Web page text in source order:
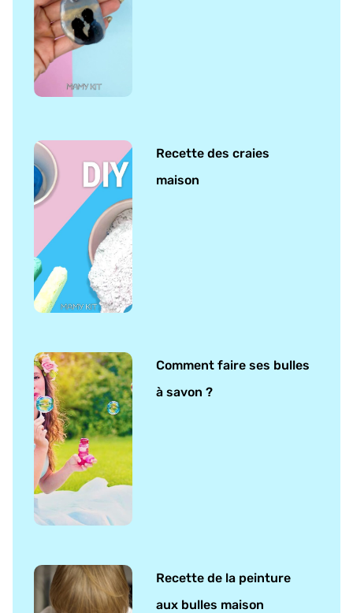
Recette des craies
maison
Comment faire ses bulles
à savon ?
Recette de la peinture
aux bulles maison